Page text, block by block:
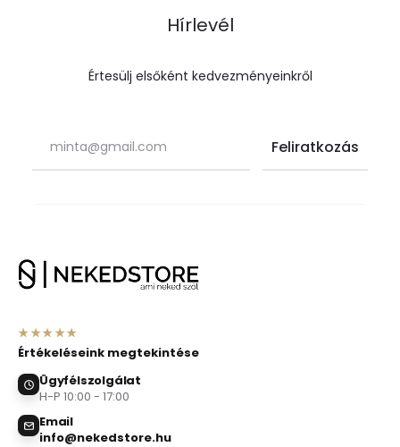
Hírlevél
Értesülj elsőként kedvezményeinkről
★★★★★
Értékeléseink megtekintése
Ügyfélszolgálat
H-P 10:00 - 17:00
Email
info@nekedstore.hu